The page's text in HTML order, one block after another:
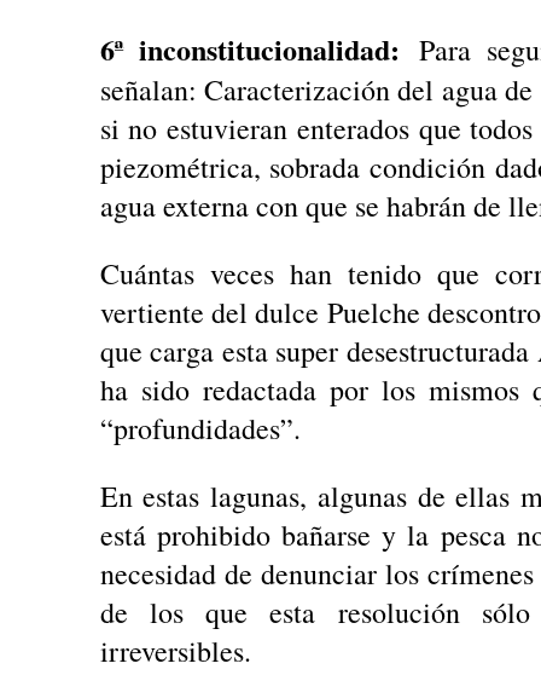
6ª inconstitucionalidad: Para
señalan: Caracterización del agua
si no estuvieran enterados que
piezométrica, sobrada condición
agua externa con que se habrán de
Cuántas veces han tenido que
vertiente del dulce Puelche
que carga esta super
ha sido redactada por los mismos
“profundidades”.
En estas lagunas, algunas de ellas
está prohibido bañarse y la pesca
necesidad de denunciar los
de los que esta resolución
irreversibles.